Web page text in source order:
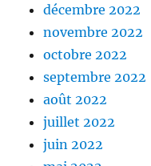
décembre 2022
novembre 2022
octobre 2022
septembre 2022
août 2022
juillet 2022
juin 2022